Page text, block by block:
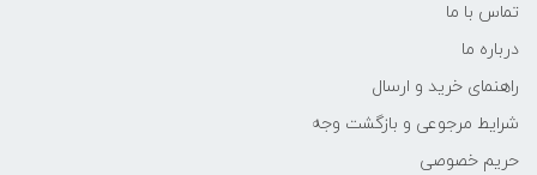
تماس با ما
درباره ما
راهنمای خرید و ارسال
شرایط مرجوعی و بازگشت وجه
حریم خصوصی